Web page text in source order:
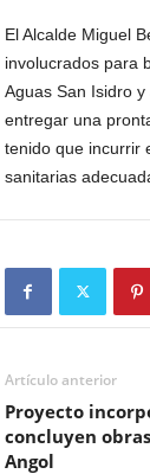
El Alcalde Miguel
involucrados para
Aguas San Isidro
entregar una
tenido que incurrir
sanitarias
Artículo anterior
Proyecto
concluyen
Angol